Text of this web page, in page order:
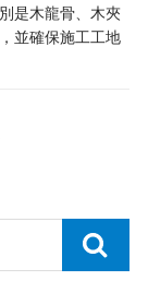
是木龍骨、木夾
並確保施工工地